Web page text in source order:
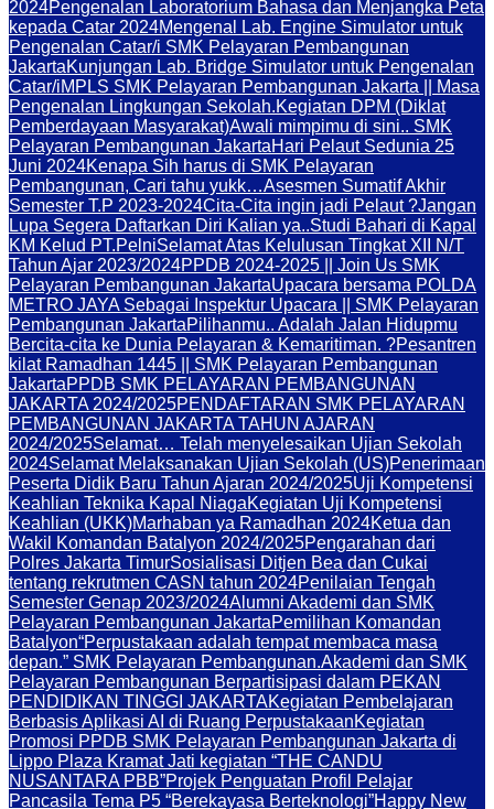
2024Pengenalan Laboratorium Bahasa dan Menjangka Peta
kepada Catar 2024Mengenal Lab. Engine Simulator untuk
Pengenalan Catar/i SMK Pelayaran Pembangunan
JakartaKunjungan Lab. Bridge Simulator untuk Pengenalan
Catar/iMPLS SMK Pelayaran Pembangunan Jakarta || Masa
Pengenalan Lingkungan Sekolah.Kegiatan DPM (Diklat
Pemberdayaan Masyarakat)Awali mimpimu di sini.. SMK
Pelayaran Pembangunan JakartaHari Pelaut Sedunia 25
Juni 2024Kenapa Sih harus di SMK Pelayaran
Pembangunan, Cari tahu yukk…Asesmen Sumatif Akhir
Semester T.P 2023-2024Cita-Cita ingin jadi Pelaut ?Jangan
Lupa Segera Daftarkan Diri Kalian ya..Studi Bahari di Kapal
KM Kelud PT.PelniSelamat Atas Kelulusan Tingkat XII N/T
Tahun Ajar 2023/2024PPDB 2024-2025 || Join Us SMK
Pelayaran Pembangunan JakartaUpacara bersama POLDA
METRO JAYA Sebagai Inspektur Upacara || SMK Pelayaran
Pembangunan JakartaPilihanmu.. Adalah Jalan Hidupmu
Bercita-cita ke Dunia Pelayaran & Kemaritiman. ?Pesantren
kilat Ramadhan 1445 || SMK Pelayaran Pembangunan
JakartaPPDB SMK PELAYARAN PEMBANGUNAN
JAKARTA 2024/2025PENDAFTARAN SMK PELAYARAN
PEMBANGUNAN JAKARTA TAHUN AJARAN
2024/2025Selamat… Telah menyelesaikan Ujian Sekolah
2024Selamat Melaksanakan Ujian Sekolah (US)Penerimaan
Peserta Didik Baru Tahun Ajaran 2024/2025Uji Kompetensi
Keahlian Teknika Kapal NiagaKegiatan Uji Kompetensi
Keahlian (UKK)Marhaban ya Ramadhan 2024Ketua dan
Wakil Komandan Batalyon 2024/2025Pengarahan dari
Polres Jakarta TimurSosialisasi Ditjen Bea dan Cukai
tentang rekrutmen CASN tahun 2024Penilaian Tengah
Semester Genap 2023/2024Alumni Akademi dan SMK
Pelayaran Pembangunan JakartaPemilihan Komandan
Batalyon“Perpustakaan adalah tempat membaca masa
depan.” SMK Pelayaran Pembangunan.Akademi dan SMK
Pelayaran Pembangunan Berpartisipasi dalam PEKAN
PENDIDIKAN TINGGI JAKARTAKegiatan Pembelajaran
Berbasis Aplikasi AI di Ruang PerpustakaanKegiatan
Promosi PPDB SMK Pelayaran Pembangunan Jakarta di
Lippo Plaza Kramat Jati kegiatan “THE CANDU
NUSANTARA PBB”Projek Penguatan Profil Pelajar
Pancasila Tema P5 “Berekayasa Berteknologi”Happy New